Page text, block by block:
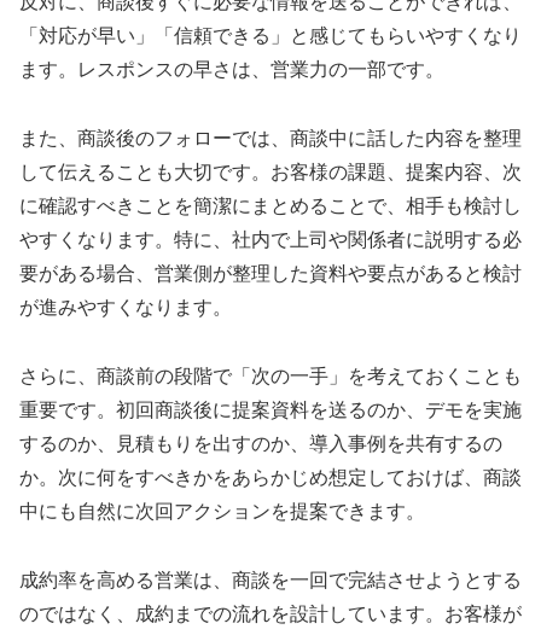
「対応が早い」「信頼できる」と感じてもらいやすくなり
ます。レスポンスの早さは、営業力の一部です。
また、商談後のフォローでは、商談中に話した内容を整理
して伝えることも大切です。お客様の課題、提案内容、次
に確認すべきことを簡潔にまとめることで、相手も検討し
やすくなります。特に、社内で上司や関係者に説明する必
要がある場合、営業側が整理した資料や要点があると検討
が進みやすくなります。
さらに、商談前の段階で「次の一手」を考えておくことも
重要です。初回商談後に提案資料を送るのか、デモを実施
するのか、見積もりを出すのか、導入事例を共有するの
か。次に何をすべきかをあらかじめ想定しておけば、商談
中にも自然に次回アクションを提案できます。
成約率を高める営業は、商談を一回で完結させようとする
のではなく、成約までの流れを設計しています。お客様が